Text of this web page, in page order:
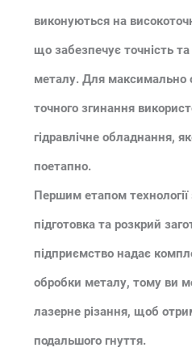
виконуються на
що забезпечує точність та
металу. Для максимально
точного згинання
гідравлічне обладнання,
поетапно.
Першим етапом
підготовка та розкрий
підприємство надає
обробки металу, тому ви
лазерне різання, щоб
подальшого гнуття.